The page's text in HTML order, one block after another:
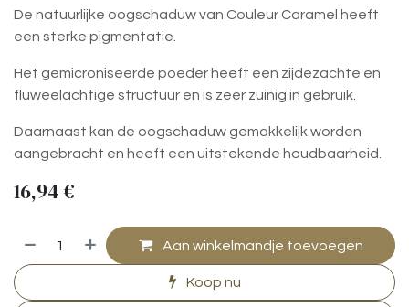
De natuurlijke oogschaduw van Couleur Caramel heeft
een sterke pigmentatie.
Het gemicroniseerde poeder heeft een zijdezachte en
fluweelachtige structuur en is zeer zuinig in gebruik.
Daarnaast kan de oogschaduw gemakkelijk worden
aangebracht en heeft een uitstekende houdbaarheid.
16,94 €
Aan winkelmandje toevoegen
Koop nu